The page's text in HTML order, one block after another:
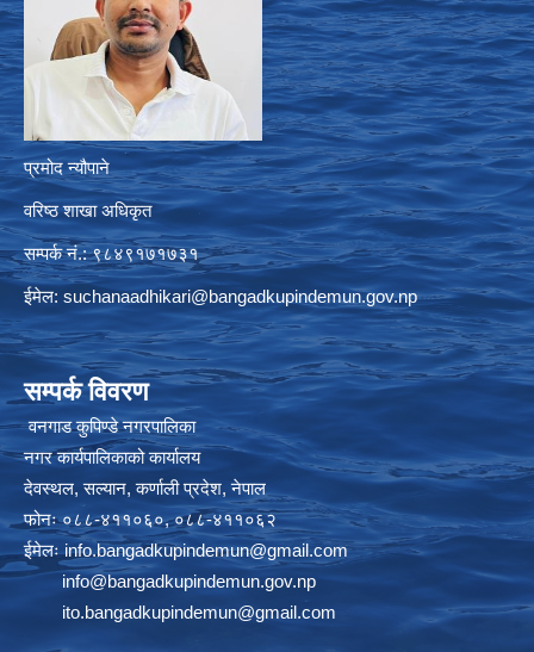
प्रमोद न्यौपाने
वरिष्ठ शाखा अधिकृत
सम्पर्क नं.: ९८४९१७१७३१
ईमेल: suchanaadhikari@bangadkupindemun.gov.np
सम्पर्क विवरण
वनगाड कुपिण्डे नगरपालिका
नगर कार्यपालिकाको कार्यालय
देवस्थल, सल्यान, कर्णाली प्रदेश, नेपाल
फोनः ०८८-४११०६०, ०८८-४११०६२
ईमेलःinfo.bangadkupindemun@gmail.com
info@bangadkupindemun.gov.np
ito.bangadkupindemun@gmail.com